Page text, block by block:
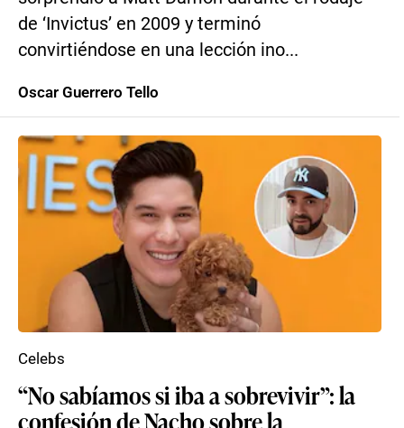
de ‘Invictus’ en 2009 y terminó
convirtiéndose en una lección ino...
Oscar Guerrero Tello
“No sabíamos si iba a sobrevivir”: la
confesión de Nacho sobre la
Celebs